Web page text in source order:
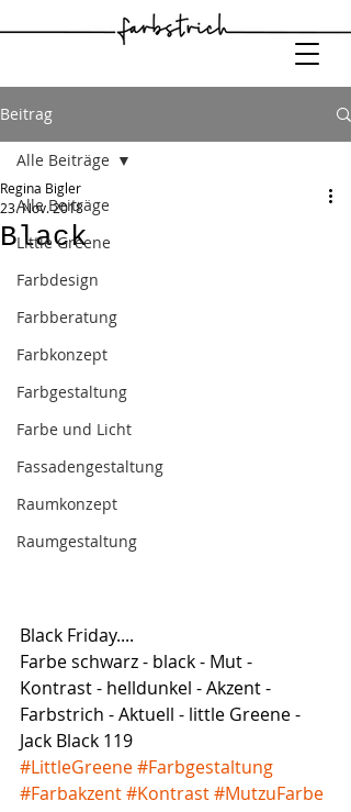
Beitrag
Alle Beiträge
Little Greene
Farbdesign
Farbberatung
Farbkonzept
Farbgestaltung
Farbe und Licht
Fassadengestaltung
Raumkonzept
Raumgestaltung
Alle Beiträge
Black
Regina Bigler
23. Nov. 2018
Black Friday....
Farbe schwarz - black - Mut -
Kontrast - helldunkel - Akzent -
Farbstrich - Aktuell - little Greene -
Jack Black 119
#LittleGreene#Farbgestaltung
#Farbakzent#Kontrast#MutzuFarbe